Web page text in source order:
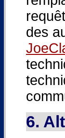
des
6.